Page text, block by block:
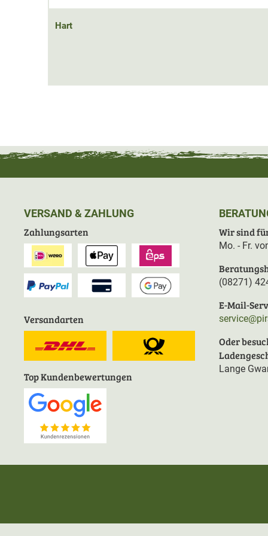
Hart
VERSAND & ZAHLUNG
Zahlungsarten
Versandarten
Top Kundenbewertungen
Wir sind
Mo. - Fr.
(08271)
E-Mail-
Oder
Lange